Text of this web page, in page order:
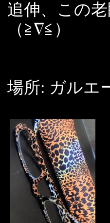
追伸、この
（≧∇≦）
場所: ガルエ